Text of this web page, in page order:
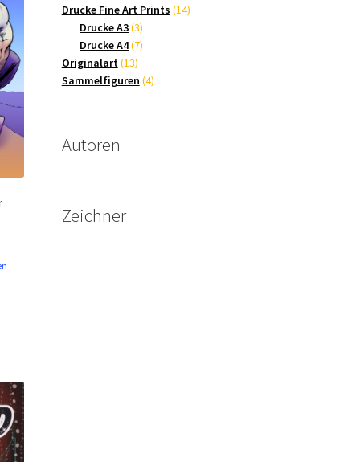
Drucke Fine Art Prints 1414
Drucke A3 33
Produkte
Drucke A4 77
Originalart 1313
Produkte
Sammelfiguren 44
Autoren
Zeichner